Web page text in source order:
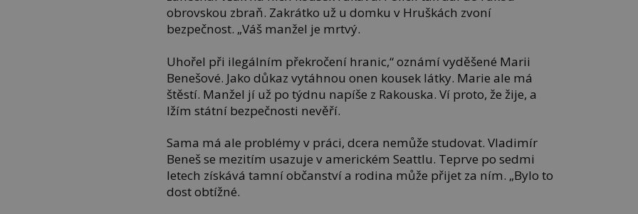
obrovskou zbraň. Zakrátko už u domku v Hruškách zvoní
bezpečnost. „Váš manžel je mrtvý.
Uhořel při ilegálním překročení hranic,“ oznámí vyděšené Marii
Benešové. Jako důkaz vytáhnou onen kousek látky. Marie ale má
štěstí. Manžel jí už po týdnu napíše z Rakouska. Ví proto, že žije, a
lžím státní bezpečnosti nevěří.
Sama má ale problémy v práci, dcera nemůže studovat. Vladimír
Beneš se mezitím usazuje v americkém Seattlu. Teprve po sedmi
letech získává tamní občanství a rodina může přijet za ním. „Bylo to
dost obtížné.